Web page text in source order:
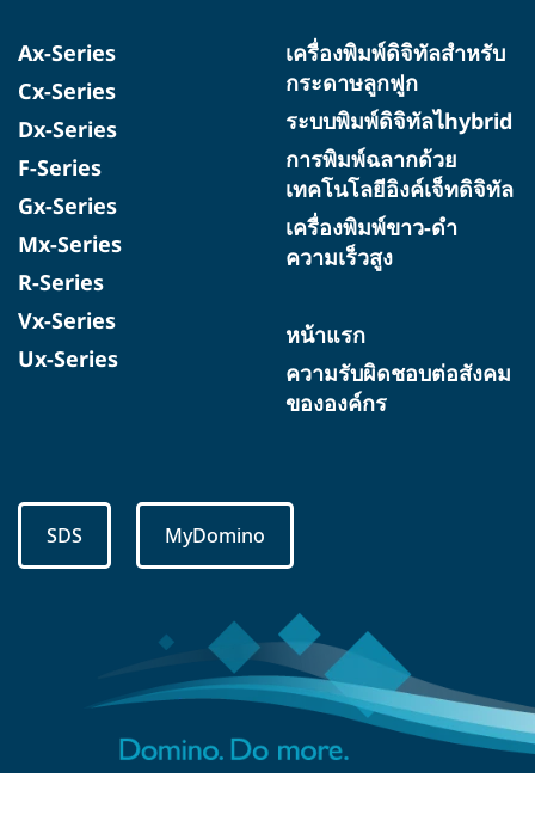
Ax-Series
Cx-Series
Dx-Series
F-Series
Gx-Series
Mx-Series
R-Series
Vx-Series
Ux-Series
เครื่องพิมพ์ดิจิทัลสำหรับ
กระดาษลูกฟูก
ระบบพิมพ์ดิจิทัลไhybrid
การพิมพ์ฉลากด้วย
เทคโนโลยีอิงค์เจ็ทดิจิทัล
เครื่องพิมพ์ขาว-ดำ
ความเร็วสูง
หน้าแรก
ความรับผิดชอบต่อสังคม
ขององค์กร
SDS MyDomino